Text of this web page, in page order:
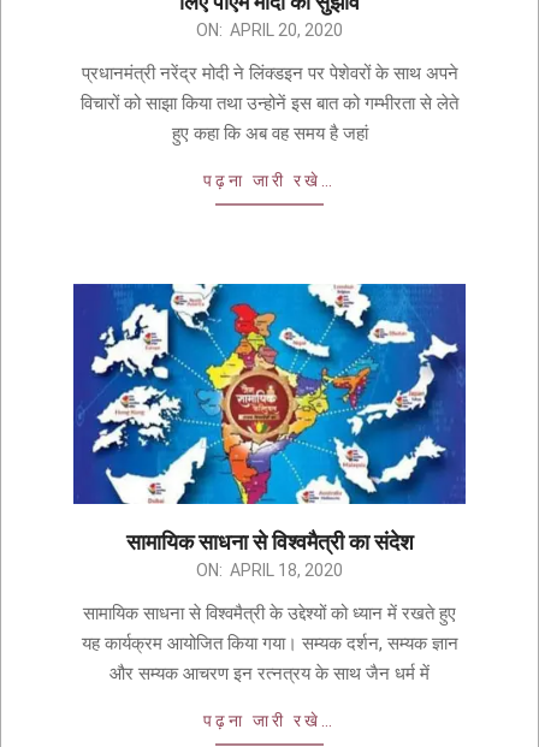
ON: APRIL 20, 2020
प्रधानमंत्री नरेंद्र मोदी ने लिंक्डइन पर पेशेवरों के साथ अपने
विचारों को साझा किया तथा उन्होनें इस बात को गम्भीरता से लेते
हुए कहा कि अब वह समय है जहां
पढ़ना जारी रखे…
सामायिक साधना से विश्वमैत्री का संदेश
ON: APRIL 18, 2020
सामायिक साधना से विश्वमैत्री के उद्देश्यों को ध्यान में रखते हुए
यह कार्यक्रम आयोजित किया गया। सम्यक दर्शन, सम्यक ज्ञान
और सम्यक आचरण इन रत्नत्रय के साथ जैन धर्म में
पढ़ना जारी रखे…